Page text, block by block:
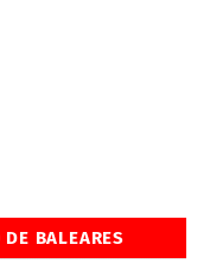
BALEARES